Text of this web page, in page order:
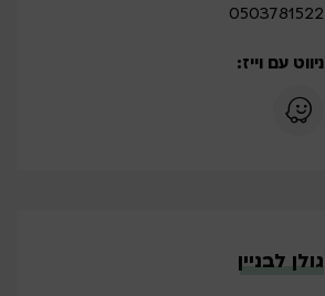
0503781522
ניווט עם וייז:
גולן לבניין